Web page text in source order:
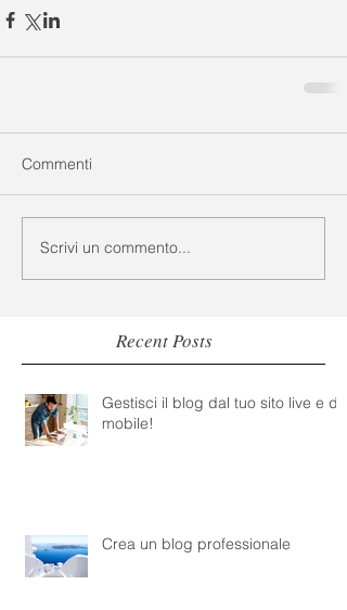
Commenti
Scrivi un commento...
Recent Posts
Gestisci il blog dal tuo sito live e da
mobile!
Crea un blog professionale